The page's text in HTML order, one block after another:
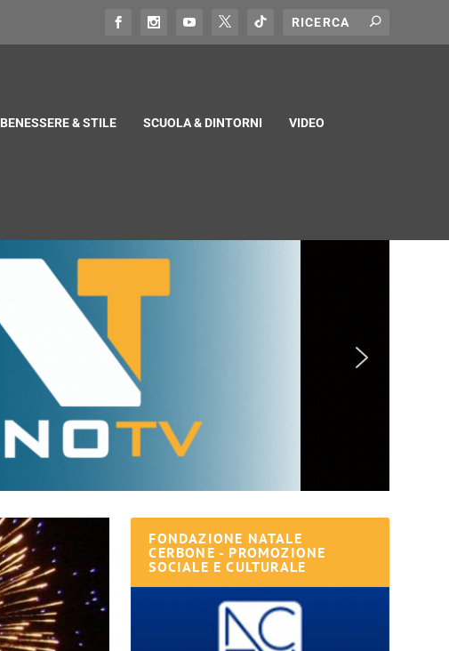
BENESSERE & STILE SCUOLA & DINTORNI VIDEO
FONDAZIONE NATALE
CERBONE - PROMOZIONE
SOCIALE E CULTURALE